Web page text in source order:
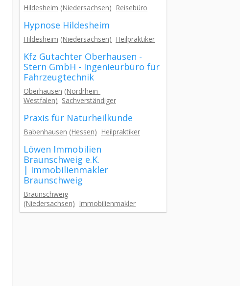
Hildesheim (Niedersachsen) Reisebüro
Hypnose Hildesheim
Hildesheim (Niedersachsen) Heilpraktiker
Kfz Gutachter Oberhausen -
Stern GmbH - Ingenieurbüro für
Fahrzeugtechnik
Oberhausen (Nordrhein-
Westfalen) Sachverständiger
Praxis für Naturheilkunde
Babenhausen (Hessen) Heilpraktiker
Löwen Immobilien
Braunschweig e.K.
| Immobilienmakler
Braunschweig
Braunschweig
(Niedersachsen) Immobilienmakler